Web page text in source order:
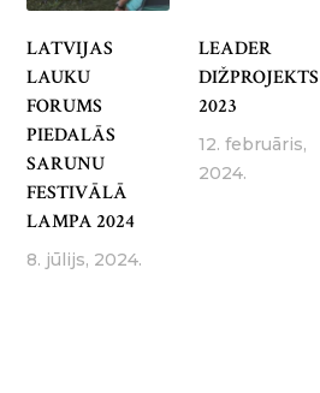
LATVIJAS
LAUKU
FORUMS
PIEDALĀS
SARUNU
FESTIVĀLĀ
LAMPA 2024
8. jūlijs, 2024.
LEADER
DIŽPROJEKTS
2023
12. februāris,
2024.